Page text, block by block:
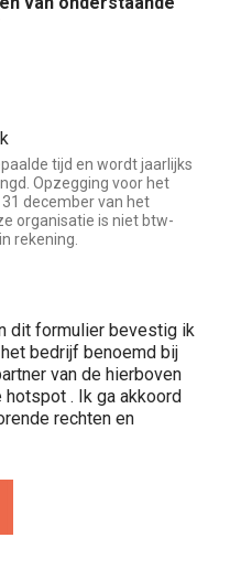
tijd en wordt jaarlijks
Opzegging voor het
december van het
rekening.
dit formulier bevestig ik
bedrijf benoemd bij
van de hierboven
. Ik ga akkoord
rechten en